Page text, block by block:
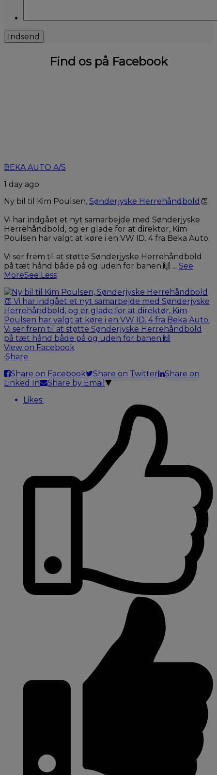
Find os på Facebook
BEKA AUTO A/S
1 day ago
Ny bil til Kim Poulsen, Sønderjyske Herrehåndbold 👏
Vi har indgået et nyt samarbejde med Sønderjyske
Herrehåndbold, og er glade for at direktør, Kim
Poulsen har valgt at køre i en VW ID. 4 fra Beka Auto.
Vi ser frem til at støtte Sønderjyske Herrehåndbold
på tæt hånd både på og uden for banen.🙌 ... See
MoreSee Less
View on Facebook
·Share
Share on Facebook
Share on Twitter
Share on
Linked In
Share by Email
Likes: